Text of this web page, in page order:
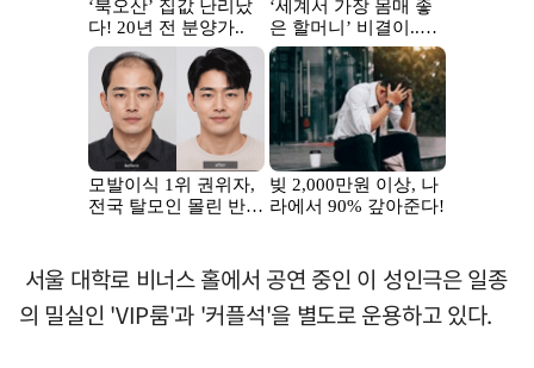
서울 대학로 비너스 홀에서 공연 중인 이 성인극은 일종
의 밀실인 'VIP룸'과 '커플석'을 별도로 운용하고 있다.